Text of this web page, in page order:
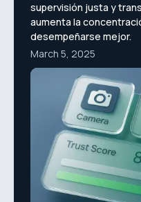
supervisión justa y
aumenta la
desempeñarse mejor.
March 5, 2025